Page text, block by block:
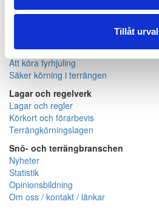
Tillåt urval
Fordonstyper fyrhjulingar
Att köra snöskoter
Att köra fyrhjuling
Säker körning i terrängen
Lagar och regelverk
Lagar och regler
Körkort och förarbevis
Terrängkörningslagen
Snö- och terrängbranschen
Nyheter
Statistik
Opinionsbildning
Om oss / kontakt / länkar